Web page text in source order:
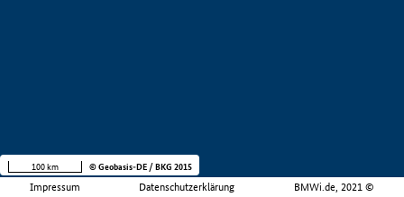
Impressum Datenschutzerklärung BMWi.de, 2021 ©
100 km © Geobasis-DE / BKG 2015